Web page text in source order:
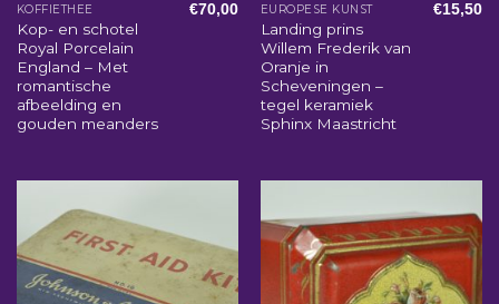
KOFFIETHEE
Kop- en schotel
Royal Porcelain
England – Met
romantische
afbeelding en
gouden meanders
€70,00 EUROPESE KUNST
Landing prins
Willem Frederik van
Oranje in
Scheveningen –
tegel keramiek
Sphinx Maastricht
€15,50